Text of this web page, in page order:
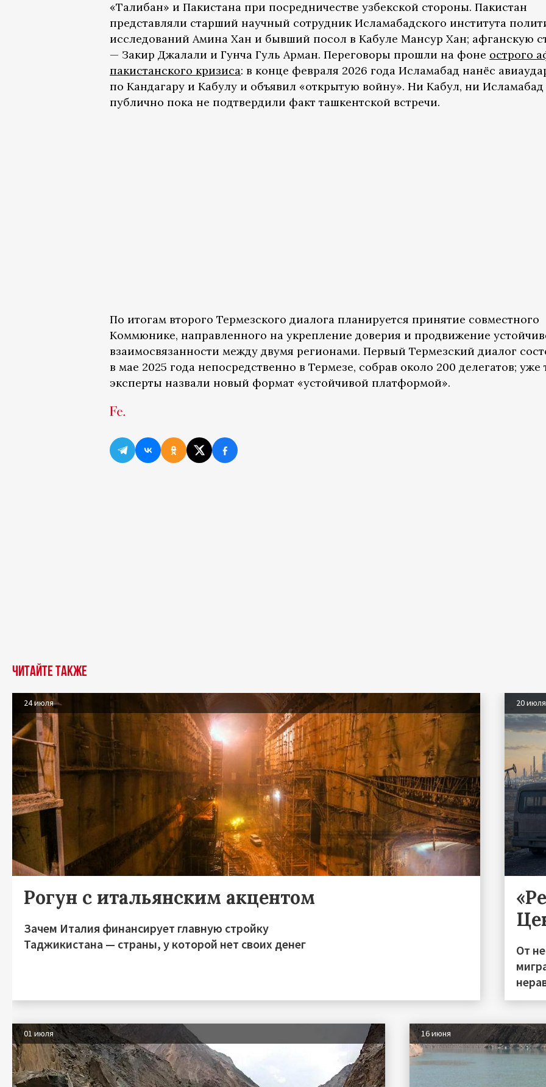
«Талибан» и Пакистана при посредничестве узбекской стороны. Пакистан
представляли старший научный сотрудник Исламабадского института
исследований Амина Хан и бывший посол в Кабуле Мансур Хан; афганскую
— Закир Джалали и Гунча Гуль Арман. Переговоры прошли на фоне острого
пакистанского кризиса: в конце февраля 2026 года Исламабад нанёс
по Кандагару и Кабулу и объявил «открытую войну». Ни Кабул, ни Исламабад
публично пока не подтвердили факт ташкентской встречи.
По итогам второго Термезского диалога планируется принятие совместного
Коммюнике, направленного на укрепление доверия и продвижение
взаимосвязанности между двумя регионами. Первый Термезский диалог
в мае 2025 года непосредственно в Термезе, собрав около 200 делегатов; уже
эксперты назвали новый формат «устойчивой платформой».
Читайте также
24 июля
Рогун с итальянским акцентом
Зачем Италия финансирует главную стройку
Таджикистана — страны, у которой нет своих денег
20 июля
От
01 июля 16 июня